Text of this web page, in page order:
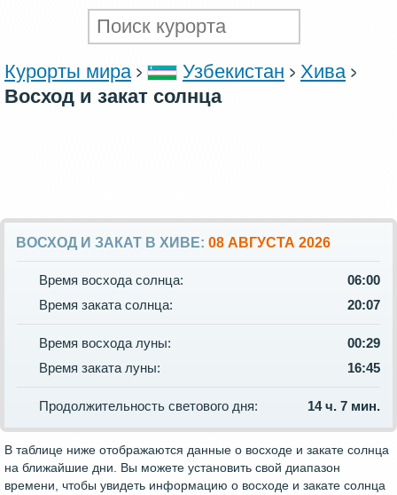
Курорты мира Узбекистан
Хива
Восход и закат солнца
ВОСХОД И ЗАКАТ В ХИВЕ: 08 АВГУСТА 2026
Время восхода солнца:
06:00
Время заката солнца:
20:07
Время восхода луны:
00:29
Время заката луны:
16:45
Продолжительность светового дня: 14 ч. 7 мин.
В таблице ниже отображаются данные о восходе и закате солнца
на ближайшие дни. Вы можете установить свой диапазон
времени, чтобы увидеть информацию о восходе и закате солнца